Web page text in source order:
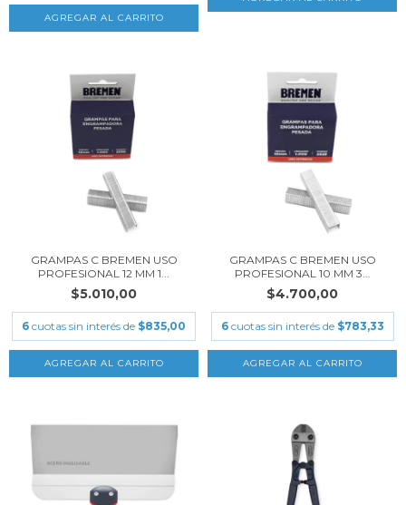
GRAMPAS C BREMEN USO
PROFESIONAL 12 MM 1...
$5.010,00
6 cuotas sin interés de $835,00
GRAMPAS C BREMEN USO
PROFESIONAL 10 MM 3...
$4.700,00
6 cuotas sin interés de $783,33